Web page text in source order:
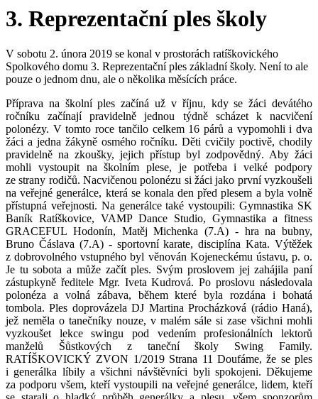
3. Reprezentační ples školy
V sobotu 2. února 2019 se konal v prostorách ratíškovického
Spolkového domu 3. Reprezentační ples základní školy. Není to ale
pouze o jednom dnu, ale o několika měsících práce.
Příprava na školní ples začíná už v říjnu, kdy se žáci devátého
ročníku začínají pravidelně jednou týdně scházet k nacvičení
polonézy. V tomto roce tančilo celkem 16 párů a vypomohli i dva
žáci a jedna žákyně osmého ročníku. Děti cvičily poctivě, chodily
pravidelně na zkoušky, jejich přístup byl zodpovědný. Aby žáci
mohli vystoupit na školním plese, je potřeba i velké podpory
ze strany rodičů. Nacvičenou polonézu si žáci jako první vyzkoušeli
na veřejné generálce, která se konala den před plesem a byla volně
přístupná veřejnosti. Na generálce také vystoupili: Gymnastika SK
Baník Ratíškovice, VAMP Dance Studio, Gymnastika a fitness
GRACEFUL Hodonín, Matěj Michenka (7.A) - hra na bubny,
Bruno Čáslava (7.A) - sportovní karate, disciplína Kata. Výtěžek
z dobrovolného vstupného byl věnován Kojeneckému ústavu, p. o.
Je tu sobota a může začít ples. Svým proslovem jej zahájila paní
zástupkyně ředitele Mgr. Iveta Kudrová. Po proslovu následovala
polonéza a volná zábava, během které byla rozdána i bohatá
tombola. Ples doprovázela DJ Martina Procházková (rádio Haná),
jež neměla o tanečníky nouze, v malém sále si zase všichni mohli
vyzkoušet lekce swingu pod vedením profesionálních lektorů
manželů Šůstkových z taneční školy Swing Family.
RATÍŠKOVICKÝ ZVON 1/2019 Strana 11 Doufáme, že se ples
i generálka líbily a všichni návštěvníci byli spokojeni. Děkujeme
za podporu všem, kteří vystoupili na veřejné generálce, lidem, kteří